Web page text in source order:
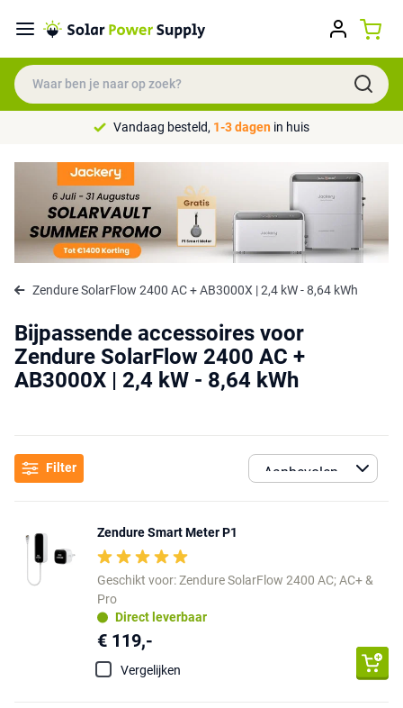
Vandaag besteld, 1-3 dagen in huis
Zendure SolarFlow 2400 AC + AB3000X | 2,4 kW - 8,64 kWh
Bijpassende accessoires voor
Zendure SolarFlow 2400 AC +
AB3000X | 2,4 kW - 8,64 kWh
Filter
Zendure Smart Meter P1
Geschikt voor: Zendure SolarFlow 2400 AC; AC+ &
Pro
Direct leverbaar
€ 119,-
Vergelijken